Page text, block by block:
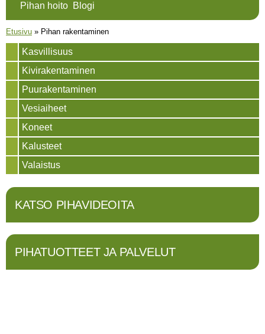
Pihan hoito Blogi
Olet täällä
Etusivu » Pihan rakentaminen
Kasvillisuus
Kivirakentaminen
Puurakentaminen
Vesiaiheet
Koneet
Kalusteet
Valaistus
KATSO PIHAVIDEOITA
PIHATUOTTEET JA PALVELUT